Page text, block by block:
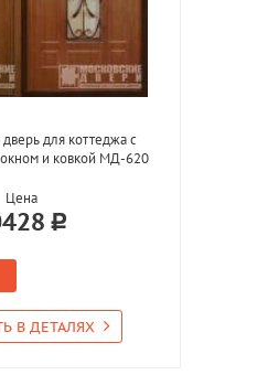
для коттеджа с
и ковкой МД-620
Цена
В ДЕТАЛЯХ